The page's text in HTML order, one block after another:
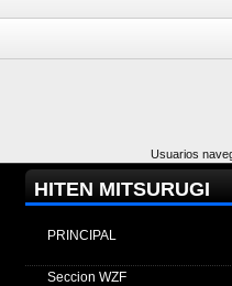
Usuarios
HITEN MITSURUGI
PRINCIPAL
Seccion WZF